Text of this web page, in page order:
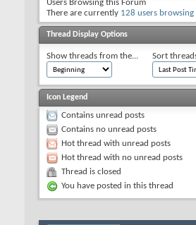
Users Browsing this Forum
There are currently 128 users
Thread Display Options
Show threads from the... Sort
Icon Legend
Contains unread posts
Contains no unread posts
Hot thread with unread posts
Hot thread with no unread posts
Thread is closed
You have posted in this thread